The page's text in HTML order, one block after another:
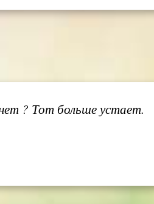
? Тот больше устает.